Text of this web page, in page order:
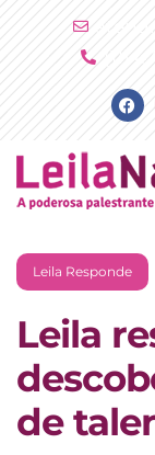
Leila Responde
Leila
de